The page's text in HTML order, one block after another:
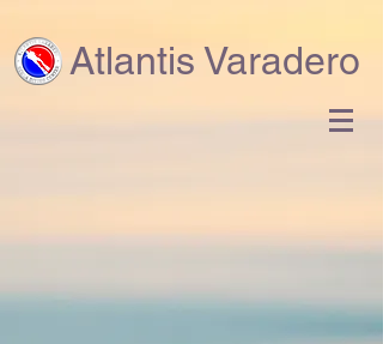
Atlantis Varadero